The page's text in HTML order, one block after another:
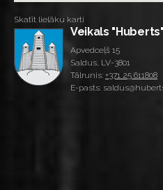
Skatīt lielāku karti
Veikals
Apvedceļš 15
Saldus, LV-3801
Tālrunis: +371 25 611808
E-pasts: